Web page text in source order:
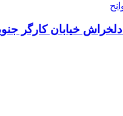
خیابان کارگر